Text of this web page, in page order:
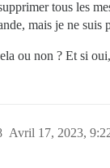
tous les
mais je ne suis
ou non ? Et si
Avril 17, 2023,